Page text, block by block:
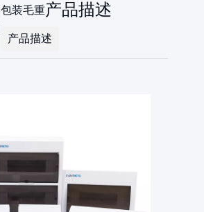
包装毛重产品描述
产品描述